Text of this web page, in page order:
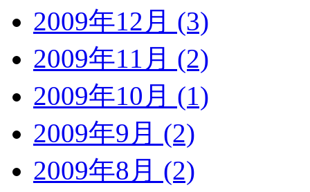
2009年12月 (3)
2009年11月 (2)
2009年10月 (1)
2009年9月 (2)
2009年8月 (2)